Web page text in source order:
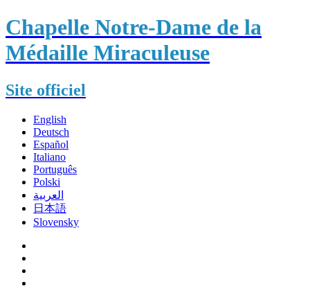
Chapelle Notre-Dame de la
Médaille Miraculeuse
Site officiel
English
Deutsch
Español
Italiano
Português
Polski
العربية
日本語
Slovensky